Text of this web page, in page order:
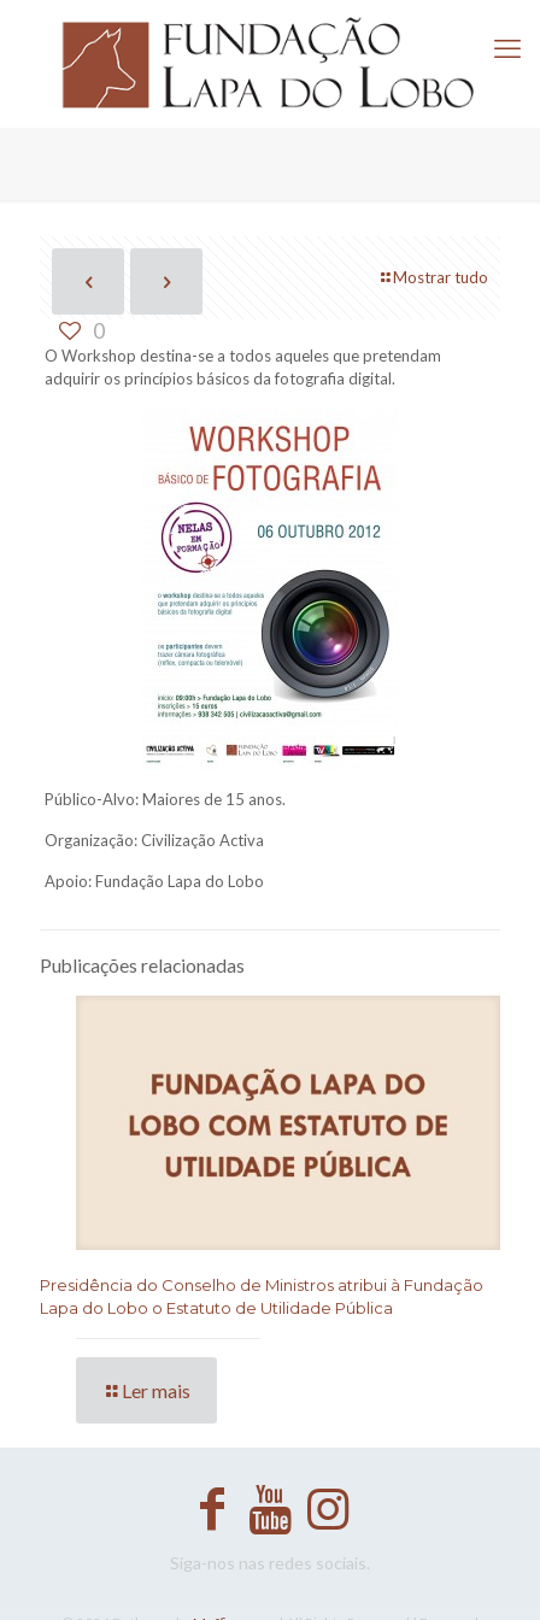
Mostrar tudo
0
O Workshop destina-se a todos aqueles que pretendam
adquirir os princípios básicos da fotografia digital.
Público-Alvo: Maiores de 15 anos.
Organização: Civilização Activa
Apoio: Fundação Lapa do Lobo
Publicações relacionadas
Presidência do Conselho de Ministros atribui à Fundação
Lapa do Lobo o Estatuto de Utilidade Pública
Ler mais
Siga-nos nas redes sociais.